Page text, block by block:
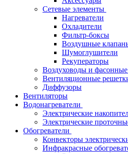
Сетевые элементы
Нагреватели
Охладители
Фильтр-боксы
Воздушные
Шумоглушители
Рекуператоры
Воздуховоды и
Вентиляционные
Диффузоры
Вентиляторы
Водонагреватели
Электрические
Электрические
Обогреватели
Конвекторы
Инфракрасные